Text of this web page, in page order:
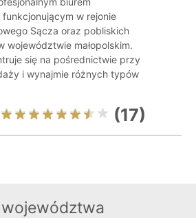
funkcjonującym w rejonie
Sącza oraz pobliskich
województwie małopolskim.
się na pośrednictwie przy
i wynajmie różnych typów
(17)